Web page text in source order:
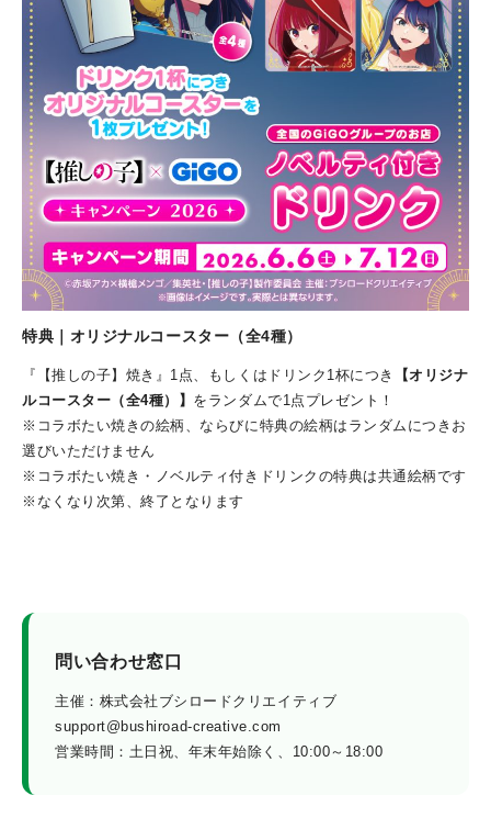
特典｜オリジナルコースター（全4種）
『【推しの子】焼き』1点、もしくはドリンク1杯につき
【オリジナ
ルコースター（全4種）】 をランダムで1点プレゼント！
※コラボたい焼きの絵柄、ならびに特典の絵柄はランダムにつきお
選びいただけません
※コラボたい焼き・ノベルティ付きドリンクの特典は共通絵柄です
※なくなり次第、終了となります
問い合わせ窓口
主催：株式会社ブシロードクリエイティブ
support@bushiroad-creative.com
営業時間：土日祝、年末年始除く、10:00～18:00